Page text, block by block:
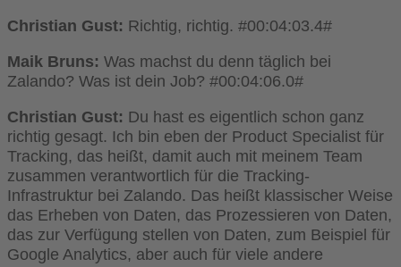
Christian Gust: Richtig, richtig. #00:04:03.4#
Maik Bruns: Was machst du denn täglich bei
Zalando? Was ist dein Job? #00:04:06.0#
Christian Gust: Du hast es eigentlich schon ganz
richtig gesagt. Ich bin eben der Product Specialist für
Tracking, das heißt, damit auch mit meinem Team
zusammen verantwortlich für die Tracking-
Infrastruktur bei Zalando. Das heißt klassischer Weise
das Erheben von Daten, das Prozessieren von Daten,
das zur Verfügung stellen von Daten, zum Beispiel für
Google Analytics, aber auch für viele andere